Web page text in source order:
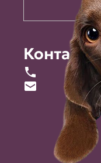
Контакты